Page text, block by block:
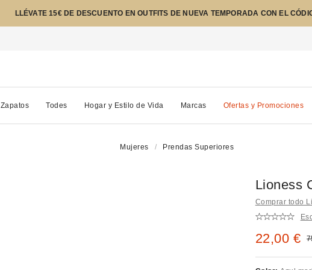
LLÉVATE 15€ DE DESCUENTO EN OUTFITS DE NUEVA TEMPORADA CON EL
Zapatos Todes Hogar y Estilo de Vida Marcas Ofertas y Promociones
Mujeres Prendas Superiores
Lioness
Comprar todo
Precio
22,00 €